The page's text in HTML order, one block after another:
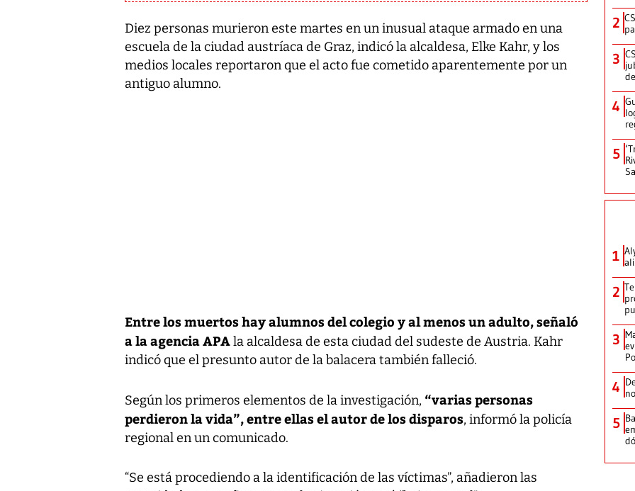
Diez personas murieron este martes en un inusual ataque armado en una
escuela de la ciudad austríaca de Graz, indicó la alcaldesa, Elke Kahr, y los
medios locales reportaron que el acto fue cometido aparentemente por un
antiguo alumno.
Entre los muertos hay alumnos del colegio y al menos un adulto, señaló
a la agencia APAla alcaldesa de esta ciudad del sudeste de Austria. Kahr
indicó que el presunto autor de la balacera también falleció.
Según los primeros elementos de la investigación, “varias personas
perdieron la vida”, entre ellas el autor de los disparos, informó la policía
regional en un comunicado.
“Se está procediendo a la identificación de las víctimas”, añadieron las
2
3
4
5
1
2
3
4
5